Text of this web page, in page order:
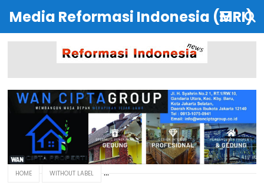
Media Reformasi Indonesia (MRI)
HOME WITHOUT LABEL